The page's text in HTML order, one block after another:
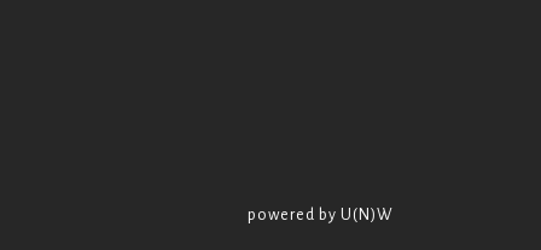
powered by U(N)W